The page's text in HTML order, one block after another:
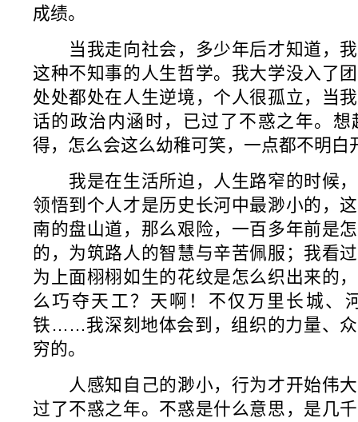
成绩。
当我走向社会，多少年后才知道，我
这种不知事的人生哲学。我大学没入了
处处都处在人生逆境，个人很孤立，当
话的政治内涵时，已过了不惑之年。
得，怎么会这么幼稚可笑，一点都不明白
我是在生活所迫，人生路窄的时候，
领悟到个人才是历史长河中最渺小的，
南的盘山道，那么艰险，一百多年前是
的，为筑路人的智慧与辛苦佩服；我看
为上面栩栩如生的花纹是怎么织出来的
么巧夺天工？天啊！不仅万里长城、
铁……我深刻地体会到，组织的力量、
穷的。
人感知自己的渺小，行为才开始伟大
过了不惑之年。不惑是什么意思，是几